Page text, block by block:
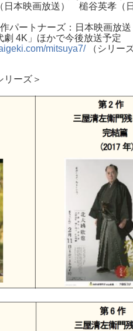
日本映画放送） 槌谷英孝
作パートナーズ：日本映画
4K」ほかで今後放送予定
mitsuya7/（シリー
リーズ＞